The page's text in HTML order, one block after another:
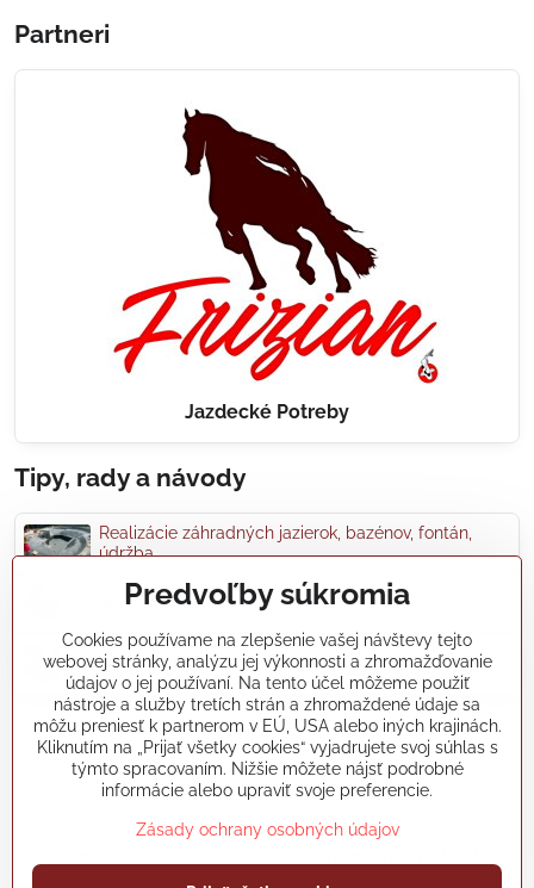
Partneri
Jazdecké Potreby
Tipy, rady a návody
Realizácie záhradných jazierok, bazénov, fontán,
údržba...
Články a blogy
Rady a návody
koikapre/?ref=hl
©2026Copyright
Predvoľby súkromia
Cookies používame na zlepšenie vašej návštevy tejto
webovej stránky, analýzu jej výkonnosti a zhromažďovanie
údajov o jej používaní. Na tento účel môžeme použiť
nástroje a služby tretích strán a zhromaždené údaje sa
môžu preniesť k partnerom v EÚ, USA alebo iných krajinách.
Kliknutím na „Prijať všetky cookies“ vyjadrujete svoj súhlas s
týmto spracovaním. Nižšie môžete nájsť podrobné
informácie alebo upraviť svoje preferencie.
Zásady ochrany osobných údajov